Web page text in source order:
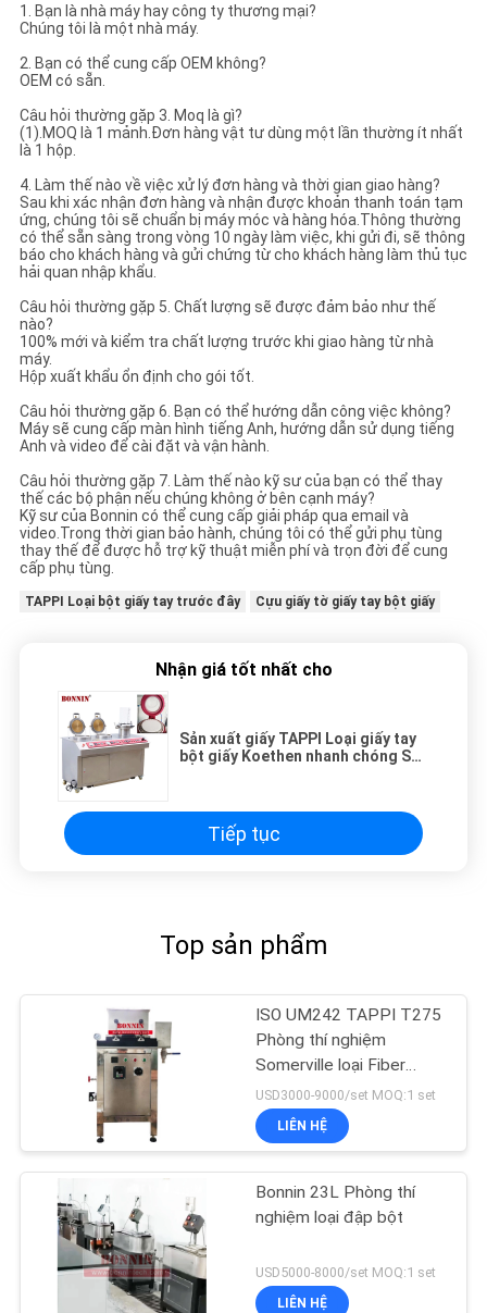
1. Bạn là nhà máy hay công ty thương mại?
Chúng tôi là một nhà máy.
2. Bạn có thể cung cấp OEM không?
OEM có sẵn.
Câu hỏi thường gặp 3. Moq là gì?
(1).MOQ là 1 mảnh.Đơn hàng vật tư dùng một lần thường ít nhất
là 1 hộp.
4. Làm thế nào về việc xử lý đơn hàng và thời gian giao hàng?
Sau khi xác nhận đơn hàng và nhận được khoản thanh toán tạm
ứng, chúng tôi sẽ chuẩn bị máy móc và hàng hóa.Thông thường
có thể sẵn sàng trong vòng 10 ngày làm việc, khi gửi đi, sẽ thông
báo cho khách hàng và gửi chứng từ cho khách hàng làm thủ tục
hải quan nhập khẩu.
Câu hỏi thường gặp 5. Chất lượng sẽ được đảm bảo như thế
nào?
100% mới và kiểm tra chất lượng trước khi giao hàng từ nhà
máy.
Hộp xuất khẩu ổn định cho gói tốt.
Câu hỏi thường gặp 6. Bạn có thể hướng dẫn công việc không?
Máy sẽ cung cấp màn hình tiếng Anh, hướng dẫn sử dụng tiếng
Anh và video để cài đặt và vận hành.
Câu hỏi thường gặp 7. Làm thế nào kỹ sư của bạn có thể thay
thế các bộ phận nếu chúng không ở bên cạnh máy?
Kỹ sư của Bonnin có thể cung cấp giải pháp qua email và
video.Trong thời gian bảo hành, chúng tôi có thể gửi phụ tùng
thay thế để được hỗ trợ kỹ thuật miễn phí và trọn đời để cung
cấp phụ tùng.
TAPPI Loại bột giấy tay trước đây Cựu giấy tờ giấy tay bột giấy
Nhận giá tốt nhất cho
Sản xuất giấy TAPPI Loại giấy tay
bột giấy Koethen nhanh chóng Sấy
Tiếp tục
Top sản phẩm
ISO UM242 TAPPI T275
Phòng thí nghiệm
Somerville loại Fiber
Fractionator
USD3000-9000/set MOQ:1 set
LIÊN HỆ
Bonnin 23L Phòng thí
nghiệm loại đập bột
USD5000-8000/set MOQ:1 set
LIÊN HỆ